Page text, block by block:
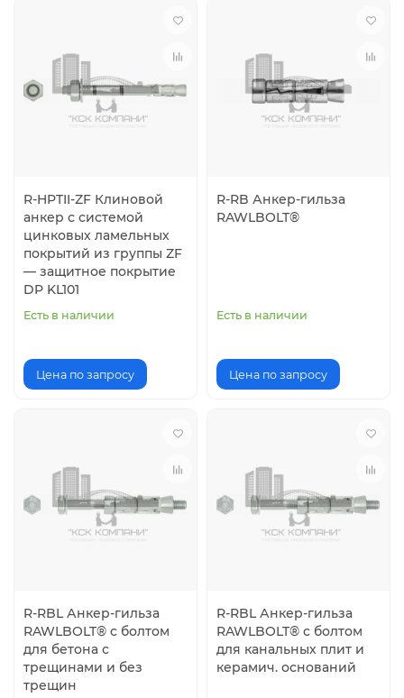
R-HPTII-ZF Клиновой
анкер с системой
цинковых ламельных
покрытий из группы ZF
— защитное покрытие
DP KL101
Есть в наличии
Цена по запросу
R-RB Анкер-гильза
RAWLBOLT®
Есть в наличии
Цена по запросу
R-RBL Анкер-гильза
RAWLBOLT® с болтом
для бетона с
трещинами и без
трещин
R-RBL Анкер-гильза
RAWLBOLT® с болтом
для канальных плит и
керамич. оснований